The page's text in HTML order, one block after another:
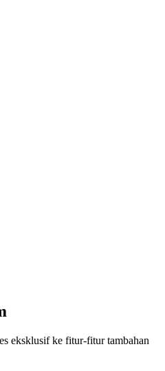
eksklusif ke fitur-fitur tambahan